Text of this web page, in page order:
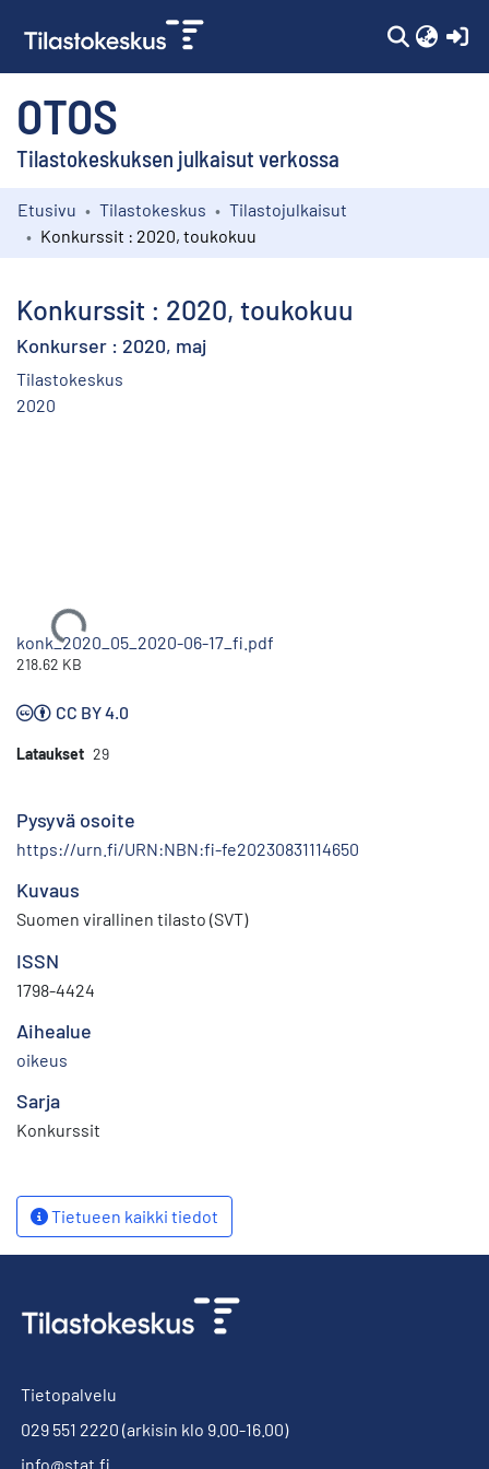
OTOS
Tilastokeskuksen julkaisut verkossa
Kokoelmat
Etusivu Tilastokeskus
Tilastojulkaisut
Konkurssit : 2020, toukokuu
Konkurssit : 2020, toukokuu
Konkurser : 2020, maj
Tilastokeskus
2020
Ladataan...
konk_2020_05_2020-06-17_fi.pdf
218.62 KB
CC BY 4.0
Lataukset 29
Pysyvä osoite
https://urn.fi/URN:NBN:fi-fe20230831114650
Kuvaus
Suomen virallinen tilasto (SVT)
ISSN
1798-4424
Aihealue
oikeus
Sarja
Konkurssit
Tietueen kaikki tiedot
Tietopalvelu
029 551 2220 (arkisin klo 9.00-16.00)
info@stat.fi